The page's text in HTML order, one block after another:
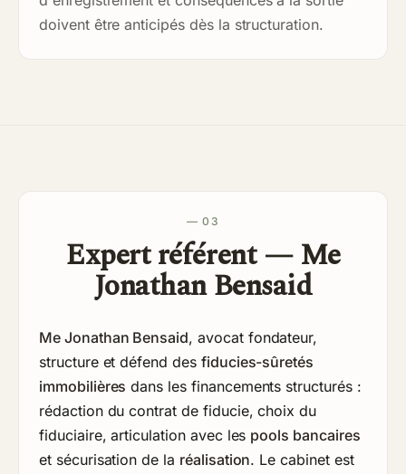
doivent être anticipés dès la structuration.
— 03
Expert référent — Me
Jonathan Bensaid
Me Jonathan Bensaid, avocat fondateur,
structure et défend des fiducies-sûretés
immobilières dans les financements structurés :
rédaction du contrat de fiducie, choix du
fiduciaire, articulation avec les pools bancaires
et sécurisation de la réalisation. Le cabinet est